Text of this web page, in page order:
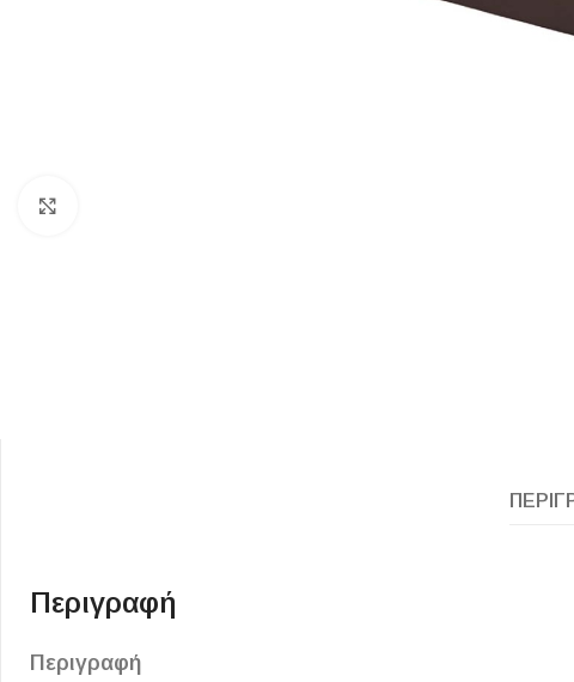
ΕΙΔΟΣ ΠΛΑΚΙΔΙΩΝ
Εσωτερικού Χώρου
Περιγραφή
Περιγραφή